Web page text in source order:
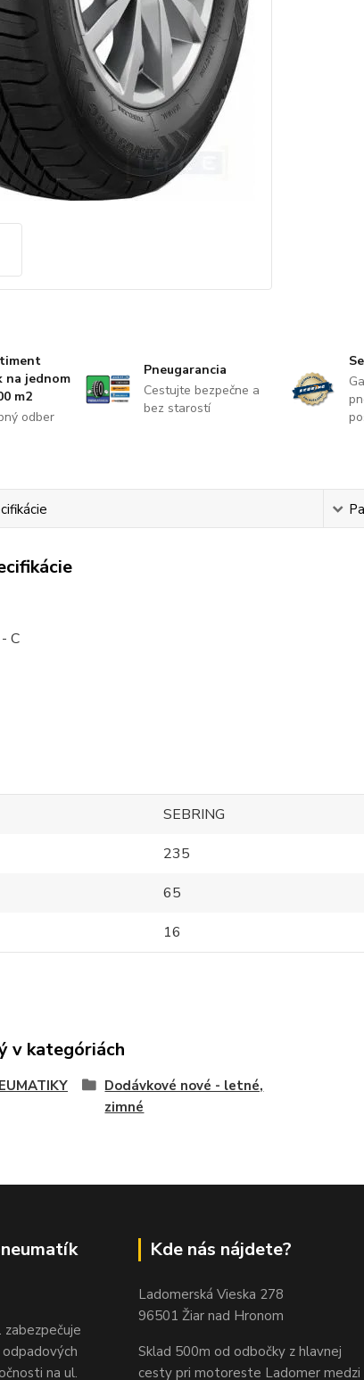
na jednom
m2
odber
Pneugarancia
Cestujte bezpečne a
bez starostí
C
SEBRING
235
65
16
v kategóriách
Dodávkové nové - letné,
zimné
zabezpečuje
na ul.
Kde nás nájdete?
Ladomerská Vieska 278
96501 Žiar nad Hronom
Sklad 500m od odbočky z hlavnej
cesty pri motoreste Ladomer medzi